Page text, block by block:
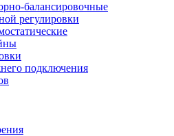
балансировочные
регулировки
подключения